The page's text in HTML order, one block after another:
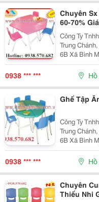
Chuyên
60-70%
Công Ty Tnhh Sx Tm
Trung Chánh,
6B Xã Bình
Fax:0837957638 Website:
0938 *** ***
Ghế Tập
Công Ty Tnhh Sx Tm
Trung Chánh,
6B Xã Bình
Website:
0938 *** ***
Chuyên
Thiếu Nhi